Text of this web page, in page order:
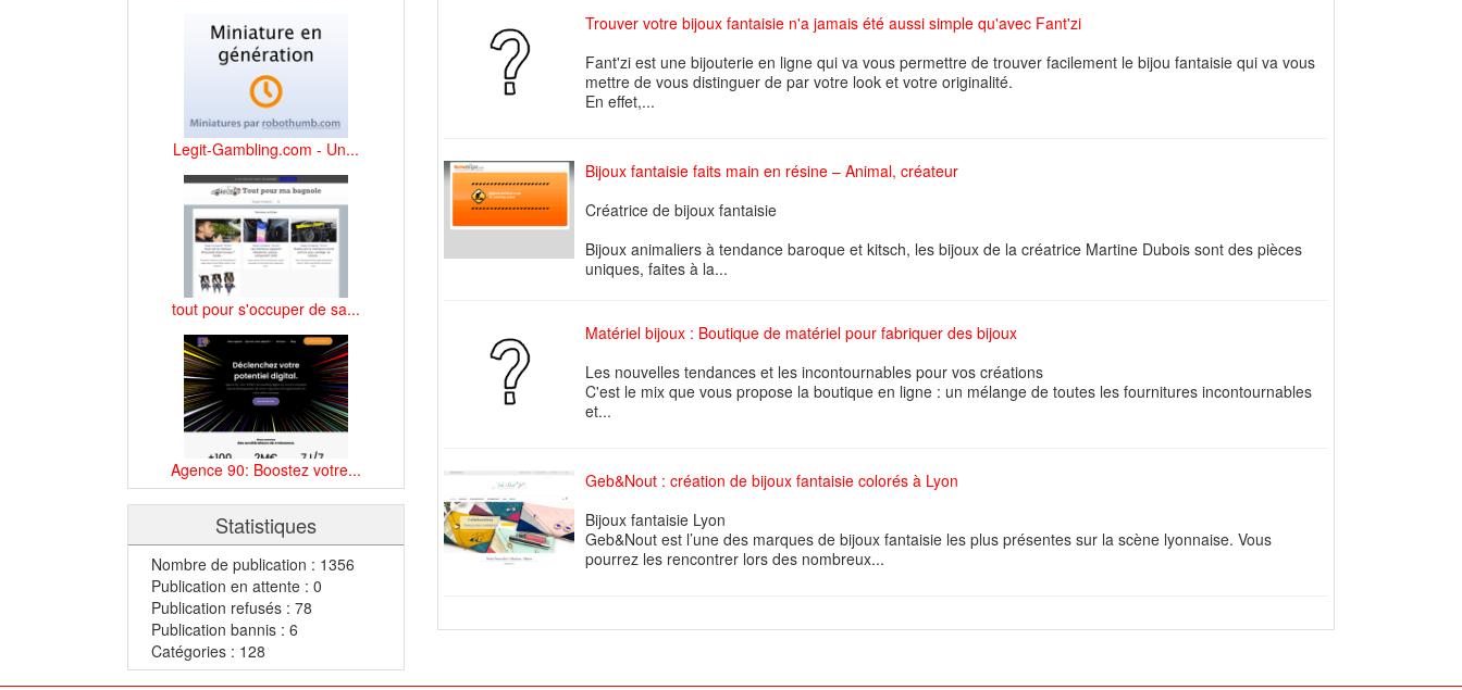
Legit-Gambling.com - Un...
tout pour s'occuper de sa...
Agence 90: Boostez votre...
Statistiques
Nombre de publication : 1356
Publication en attente : 0
Publication refusés : 78
Publication bannis : 6
Catégories : 128
Trouver votre bijoux fantaisie n'a jamais été aussi simple qu'avec Fant'zi
Fant'zi est une bijouterie en ligne qui va vous permettre de trouver facilement le bijou fantaisie qui va vous
mettre de vous distinguer de par votre look et votre originalité.
En effet,...
Bijoux fantaisie faits main en résine – Animal, créateur
Créatrice de bijoux fantaisie
Bijoux animaliers à tendance baroque et kitsch, les bijoux de la créatrice Martine Dubois sont des pièces
uniques, faites à la...
Matériel bijoux : Boutique de matériel pour fabriquer des bijoux
Les nouvelles tendances et les incontournables pour vos créations
C'est le mix que vous propose la boutique en ligne : un mélange de toutes les fournitures incontournables
et...
Geb&Nout : création de bijoux fantaisie colorés à Lyon
Bijoux fantaisie Lyon
Geb&Nout est l’une des marques de bijoux fantaisie les plus présentes sur la scène lyonnaise. Vous
pourrez les rencontrer lors des nombreux...